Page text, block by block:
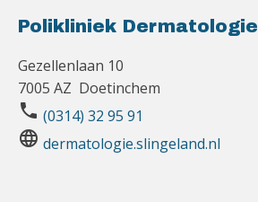
Polikliniek Dermatologie
Gezellenlaan 10
7005 AZ Doetinchem
phone (0314) 32 95 91
language dermatologie.slingeland.nl